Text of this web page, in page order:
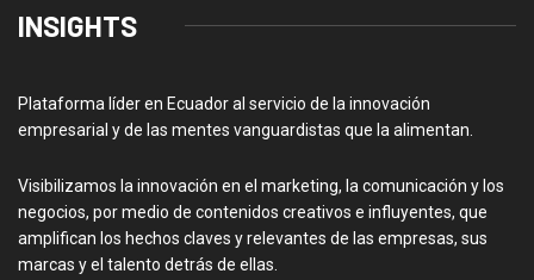
INSIGHTS
Plataforma líder en Ecuador al servicio de la innovación
empresarial y de las mentes vanguardistas que la alimentan.
Visibilizamos la innovación en el marketing, la comunicación y los
negocios, por medio de contenidos creativos e influyentes, que
amplifican los hechos claves y relevantes de las empresas, sus
marcas y el talento detrás de ellas.